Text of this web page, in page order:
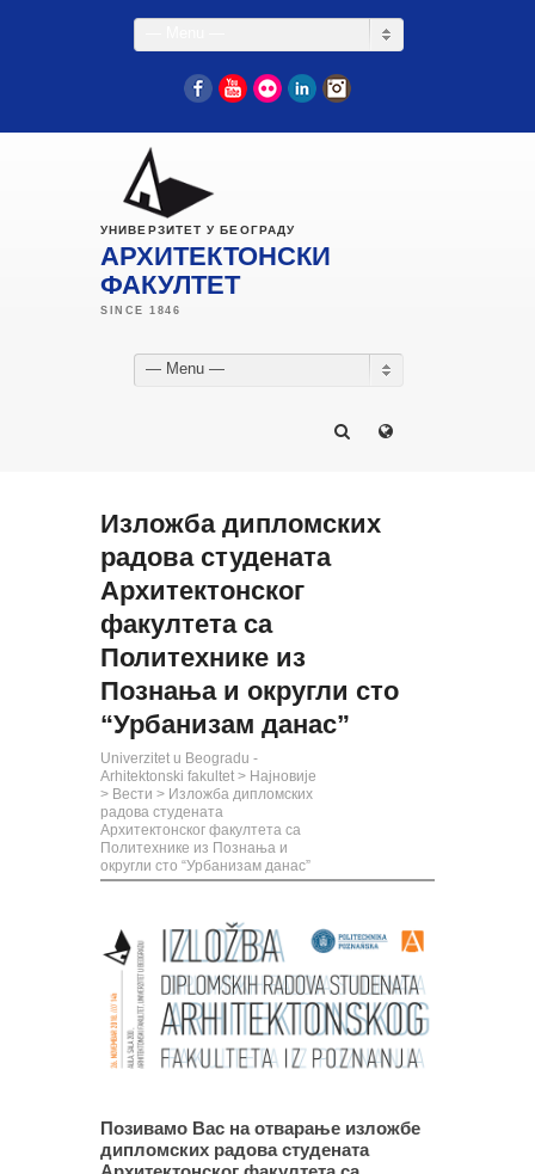
FacebookYouTube
Flickr LinkedIn
УНИВЕРЗИТЕТ У БЕОГРАДУ
АРХИТЕКТОНСКИ
ФАКУЛТЕТ
— Menu —
Изложба дипломских
радова студената
Архитектонског
факултета са
Политехнике из
Познања и округли сто
“Урбанизам данас”
Univerzitet u Beogradu -
Arhitektonski fakultet > Најновије
> Вести > Изложба дипломских
радова студената
Архитектонског факултета са
Политехнике из Познања и
округли сто “Урбанизам данас”
Позивамо Вас на отварање изложбе
дипломских радова студената